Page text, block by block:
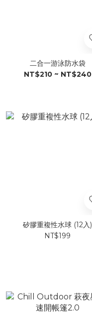
二合一游泳防水袋
NT$210 ~ NT$240
矽膠重複性水球 (12入)
NT$199